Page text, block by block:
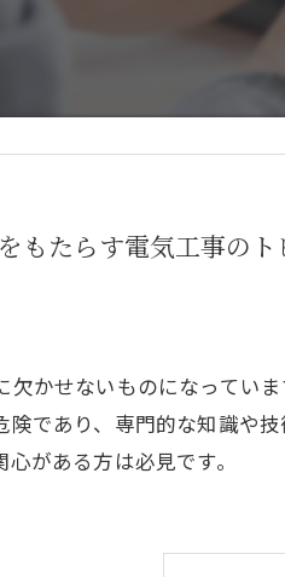
もたらす電気工事のト
かせないものになってい
険であり、専門的な知識や
がある方は必見です。